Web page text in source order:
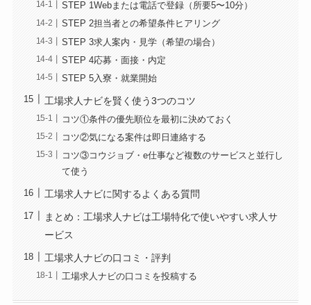
STEP 1Webまたは電話で登録（所要5〜10分）
STEP 2担当者との希望条件ヒアリング
STEP 3求人案内・見学（希望の場合）
STEP 4応募・面接・内定
STEP 5入寮・就業開始
工場求人ナビを賢く使う3つのコツ
コツ①条件の優先順位を最初に決めておく
コツ②気になる案件は即日連絡する
コツ③コウジョブ・e仕事など複数のサービスと並行し
て使う
工場求人ナビに関するよくある質問
まとめ：工場求人ナビは工場特化で使いやすい求人サ
ービス
工場求人ナビの口コミ・評判
工場求人ナビの口コミを投稿する